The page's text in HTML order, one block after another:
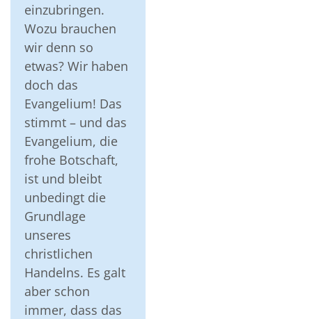
einzubringen.
Wozu brauchen
wir denn so
etwas? Wir haben
doch das
Evangelium! Das
stimmt – und das
Evangelium, die
frohe Botschaft,
ist und bleibt
unbedingt die
Grundlage
unseres
christlichen
Handelns. Es galt
aber schon
immer, dass das